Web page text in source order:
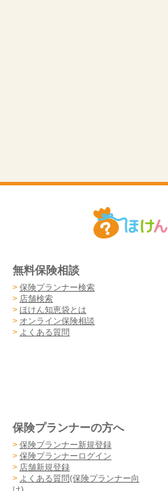
無料保険相談
> 保険プランナー検索
> 店舗検索
> ほけん知恵袋とは
> オンライン保険相談
> よくある質問
保険プランナーの方へ
> 保険プランナー新規登録
> 保険プランナーログイン
> 店舗新規登録
> よくある質問(保険プランナー向